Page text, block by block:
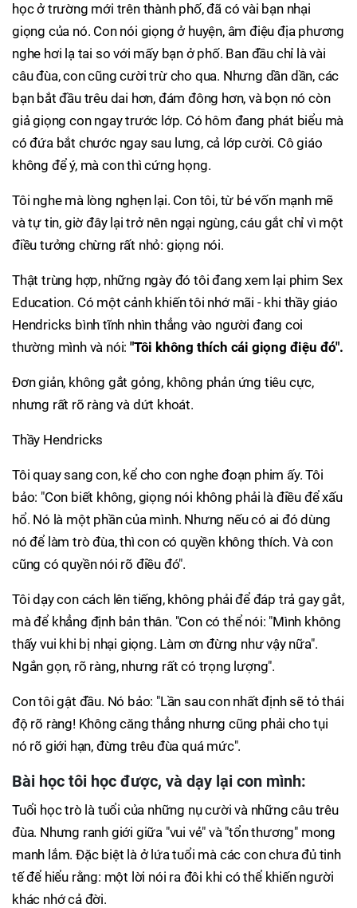
học ở trường mới trên thành phố, đã có vài bạn nhại
giọng của nó. Con nói giọng ở huyện, âm điệu địa phương
nghe hơi lạ tai so với mấy bạn ở phố. Ban đầu chỉ là vài
câu đùa, con cũng cười trừ cho qua. Nhưng dần dần, các
bạn bắt đầu trêu dai hơn, đám đông hơn, và bọn nó còn
giả giọng con ngay trước lớp. Có hôm đang phát biểu mà
có đứa bắt chước ngay sau lưng, cả lớp cười. Cô giáo
không để ý, mà con thì cứng họng.
Tôi nghe mà lòng nghẹn lại. Con tôi, từ bé vốn mạnh mẽ
và tự tin, giờ đây lại trở nên ngại ngùng, cáu gắt chỉ vì một
điều tưởng chừng rất nhỏ: giọng nói.
Thật trùng hợp, những ngày đó tôi đang xem lại phim Sex
Education. Có một cảnh khiến tôi nhớ mãi - khi thầy giáo
Hendricks bình tĩnh nhìn thẳng vào người đang coi
thường mình và nói:"Tôi không thích cái giọng điệu đó".
Đơn giản, không gắt gỏng, không phản ứng tiêu cực,
nhưng rất rõ ràng và dứt khoát.
Thầy Hendricks
Tôi quay sang con, kể cho con nghe đoạn phim ấy. Tôi
bảo: "Con biết không, giọng nói không phải là điều để xấu
hổ. Nó là một phần của mình. Nhưng nếu có ai đó dùng
nó để làm trò đùa, thì con có quyền không thích. Và con
cũng có quyền nói rõ điều đó".
Tôi dạy con cách lên tiếng, không phải để đáp trả gay gắt,
mà để khẳng định bản thân. "Con có thể nói: "Mình không
thấy vui khi bị nhại giọng. Làm ơn đừng như vậy nữa".
Ngắn gọn, rõ ràng, nhưng rất có trọng lượng".
Con tôi gật đầu. Nó bảo: "Lần sau con nhất định sẽ tỏ thái
độ rõ ràng! Không căng thẳng nhưng cũng phải cho tụi
nó rõ giới hạn, đừng trêu đùa quá mức".
Bài học tôi học được, và dạy lại con mình:
Tuổi học trò là tuổi của những nụ cười và những câu trêu
đùa. Nhưng ranh giới giữa "vui vẻ" và "tổn thương" mong
manh lắm. Đặc biệt là ở lứa tuổi mà các con chưa đủ tinh
tế để hiểu rằng: một lời nói ra đôi khi có thể khiến người
khác nhớ cả đời.